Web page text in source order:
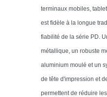
terminaux mobiles,
est fidèle à la longue
fiabilité de la série PD.
métallique, un robuste
aluminium moulé et un
de tête d'impression et
permettent de réduire